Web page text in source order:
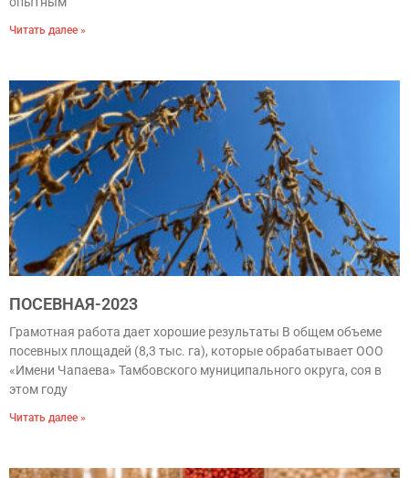
Читать далее »
ПОСЕВНАЯ-2023
Грамотная работа дает хорошие результаты В общем объеме
посевных площадей (8,3 тыс. га), которые обрабатывает ООО
«Имени Чапаева» Тамбовского муниципального округа, соя в
этом году
Читать далее »